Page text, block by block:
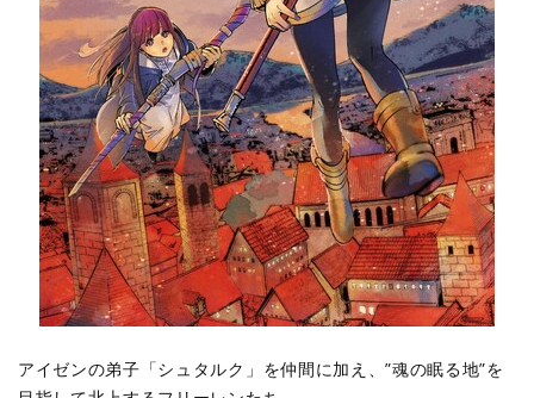
アイゼンの弟子「シュタルク」を仲間に加え、”魂の眠る地”を